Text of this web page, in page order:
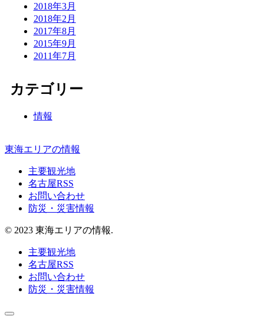
2018年3月
2018年2月
2017年8月
2015年9月
2011年7月
カテゴリー
情報
東海エリアの情報
主要観光地
名古屋RSS
お問い合わせ
防災・災害情報
© 2023 東海エリアの情報.
主要観光地
名古屋RSS
お問い合わせ
防災・災害情報